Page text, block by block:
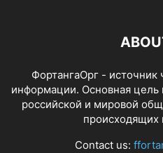
ФортангаОрг - источник
информации. Основная
российской и мировой
происходящих
Contact us: